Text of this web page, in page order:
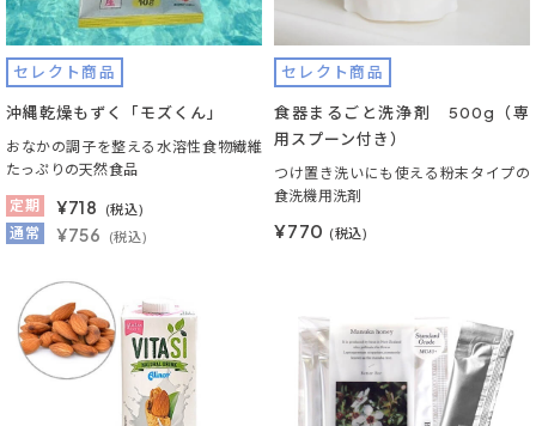
セレクト商品
沖縄乾燥もずく「モズくん」
おなかの調子を整える水溶性食物繊維
たっぷりの天然食品
定期
¥718 (税込)
通常 ¥756 (税込)
セレクト商品
食器まるごと洗浄剤 500g（専
用スプーン付き）
つけ置き洗いにも使える粉末タイプの
食洗機用洗剤
¥770 (税込)